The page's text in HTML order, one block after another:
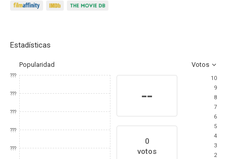
Estadísticas
Popularidad Votos
???
???
???
???
???
--
0
votos
10
9
8
7
6
5
4
3
2